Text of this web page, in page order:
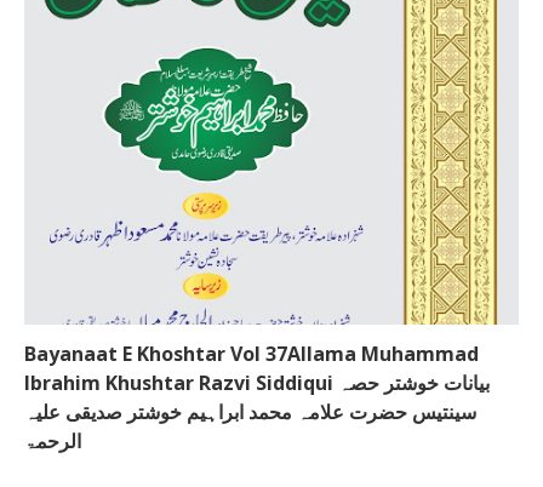
Bayanaat E Khoshtar Vol 37Allama Muhammad
Ibrahim Khushtar Razvi Siddiqui بیانات خوشتر حصہ
سینتیس حضرت علامہ محمد ابراہیم خوشتر صدیقی علیہ
الرحمۃ